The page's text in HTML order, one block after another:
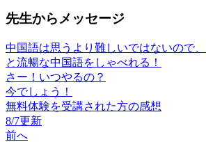
先生からメッセージ
中国語は思うより難しいではないので
と流暢な中国語をしゃべれる！
さー！いつやるの？
今でしょう！
無料体験を受講された方の感想
8/7更新
前へ